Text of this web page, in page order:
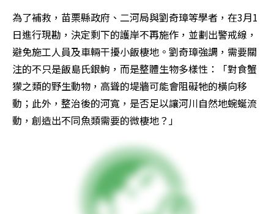
為了補救，苗栗縣政府、二河局與劉奇璋等學者，在3月1
日進行現勘，決定剩下的護岸不再施作，並劃出警戒線，
避免施工人員及車輛干擾小飯棲地。劉奇璋強調，需要關
注的不只是飯島氏銀鮈，而是整體生物多樣性：「對食蟹
獴之類的野生動物，高聳的堤牆可能會阻礙牠的橫向移
動；此外，整治後的河寬，是否足以讓河川自然地蜿蜒流
動，創造出不同魚類需要的微棲地？」